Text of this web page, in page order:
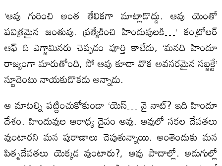
‘ఆవు గురించి అంత తేలికగా మాట్లాడొద్దు. ఆవు యెంతో
పవిత్రమైన జంతువు. ప్రత్యేకించి హిందువులకి…’ కంట్రోలర్
ఆఫ్ ది ఎగ్జామినరు చెప్పడం పూర్తి కాలేదు, ‘మనది హిందూ
రాజ్యంగా మారుతోంది, సో ఆవు కూడా వొక అవసరమైన సబ్జక్టే’
స్టూడెంటు నాయకుడొకడు అన్నాడు.
ఆ మాటల్ని పట్టించుకోకుండా ‘యెస్… వై నాట్? ఇది హిందూ
దేశం. హిందువుల ఆరాధ్య దైవం ఆవు. ఆవులో సకల దేవతలు
వుంటారని మన పురాణాలు చెపుతున్నాయి. అంతెందుకు మన
పితృదేవతలు యెక్కడ వుంటారు?, ఆవు పాదాల్లో. అడుగుల్లో